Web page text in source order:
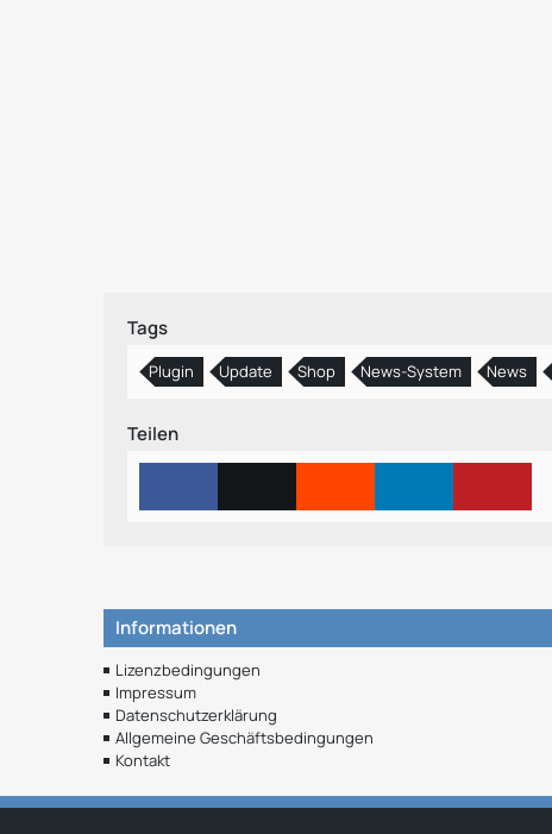
Tags
Plugin Update Shop News-System News
Teilen
Informationen
Lizenzbedingungen
Impressum
Datenschutzerklärung
Allgemeine Geschäftsbedingungen
Kontakt